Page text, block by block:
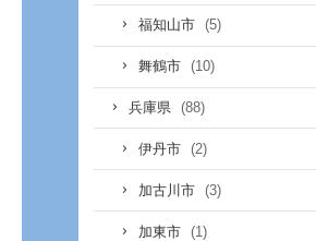
福知山市 (5)
舞鶴市 (10)
兵庫県 (88)
伊丹市 (2)
加古川市 (3)
加東市 (1)